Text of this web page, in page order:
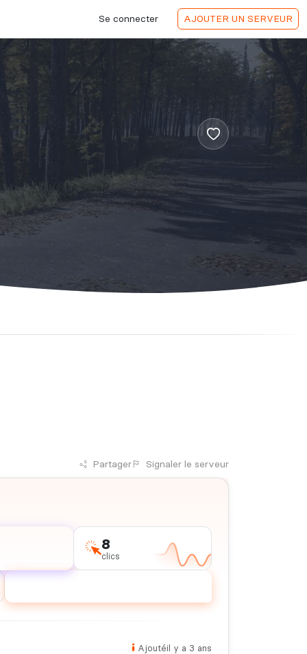
Se connecter AJOUTER UN SERVEUR
Partager Signaler le serveur
8
clics
Ajoutéil y a 3 ans